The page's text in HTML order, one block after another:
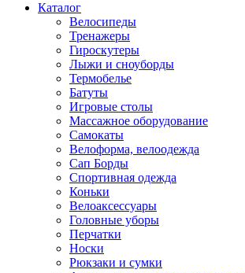
Каталог
Велосипеды
Тренажеры
Гироскутеры
Лыжи и сноуборды
Термобелье
Батуты
Игровые столы
Массажное оборудование
Самокаты
Велоформа, велоодежда
Сап Борды
Спортивная одежда
Коньки
Велоаксессуары
Головные уборы
Перчатки
Носки
Рюкзаки и сумки